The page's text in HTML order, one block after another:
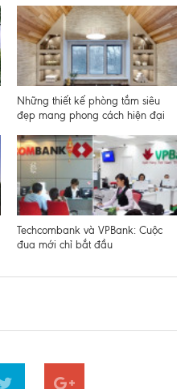
Những thiết kế phòng tắm siêu
đẹp mang phong cách hiện đại
Techcombank và VPBank: Cuộc
đua mới chỉ bắt đầu